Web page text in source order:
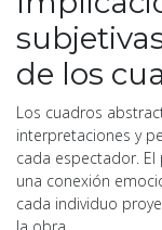
de los
Los cuadros
interpretaciones y
cada espectador.
una conexión
cada individuo